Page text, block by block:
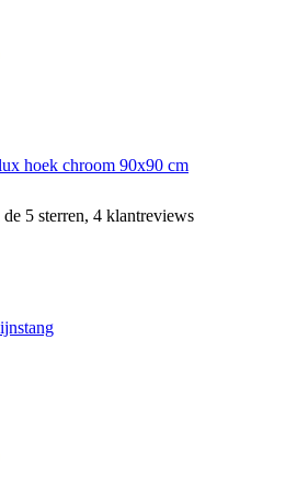
hoek chroom 90x90 cm
5 sterren, 4 klantreviews